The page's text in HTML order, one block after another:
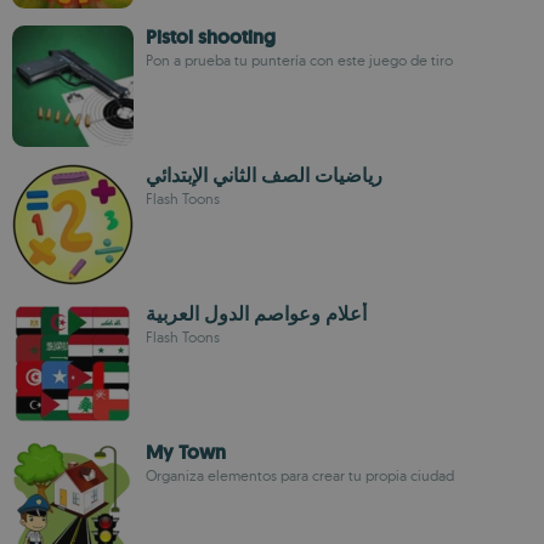
Pistol shooting
Pon a prueba tu puntería con este juego de tiro
رياضيات الصف الثاني الإبتدائي
Flash Toons
أعلام وعواصم الدول العربية
Flash Toons
My Town
Organiza elementos para crear tu propia ciudad